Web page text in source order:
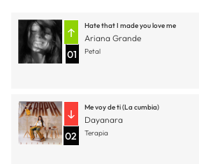
01
Hate that I made you love me
Ariana Grande
Petal
02
Me voy de ti (La cumbia)
Dayanara
Terapia